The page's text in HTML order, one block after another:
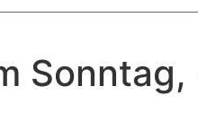
Sonntag,